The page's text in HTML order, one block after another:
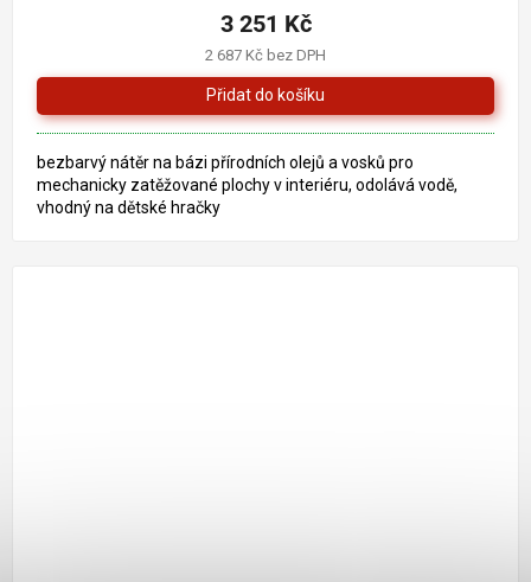
produktu
je
5,0
z
5
hvězdiček.
2 687 Kč bez DPH
3 251 Kč
bezbarvý nátěr na bázi přírodních olejů a vosků pro
mechanicky zatěžované plochy v interiéru, odolává vodě,
vhodný na dětské hračky